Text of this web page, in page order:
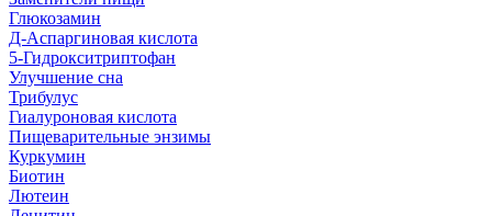
Глюкозамин
Д-Аспаргиновая кислота
5-Гидрокситриптофан
Улучшение сна
Трибулус
Гиалуроновая кислота
Пищеварительные энзимы
Куркумин
Биотин
Лютеин